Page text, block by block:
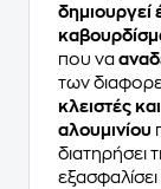
δημιουργεί
που να
των
κλειστές
αλουμινίου
διατηρήσει
εξασφαλίσει